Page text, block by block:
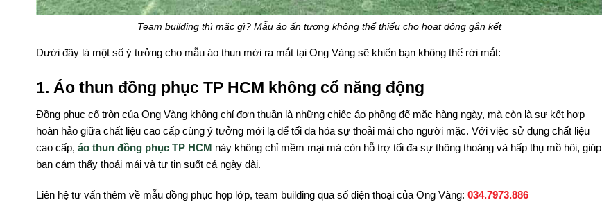
Team building thì mặc gì? Mẫu áo ấn tượng không thể thiếu cho hoạt động gắn kết
Dưới đây là một số ý tưởng cho mẫu áo thun mới ra mắt tại Ong Vàng sẽ khiến bạn không thể rời mắt:
1. Áo thun đồng phục TP HCM không cổ năng động
Đồng phục cổ tròn của Ong Vàng không chỉ đơn thuần là những chiếc áo phông để mặc hàng ngày, mà còn là sự kết hợp
hoàn hảo giữa chất liệu cao cấp cùng ý tưởng mới lạ để tối đa hóa sự thoải mái cho người mặc. Với việc sử dụng chất liệu
cao cấp, áo thun đồng phục TP HCM này không chỉ mềm mại mà còn hỗ trợ tối đa sự thông thoáng và hấp thụ mồ hôi, giúp
bạn cảm thấy thoải mái và tự tin suốt cả ngày dài.
Liên hệ tư vấn thêm về mẫu đồng phục họp lớp, team building qua số điện thoại của Ong Vàng: 034.7973.886